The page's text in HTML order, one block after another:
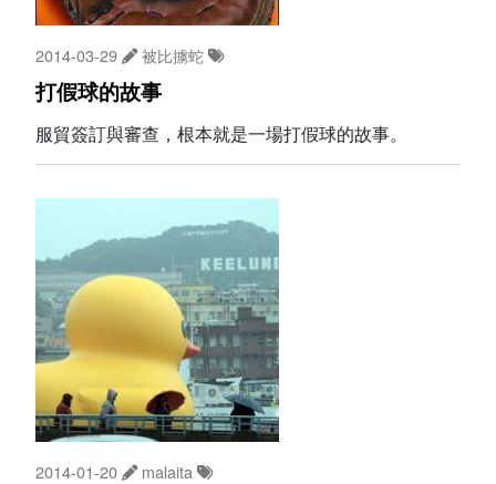
2014-03-29 被比擄蛇
打假球的故事
服貿簽訂與審查，根本就是一場打假球的故事。
2014-01-20 malaita